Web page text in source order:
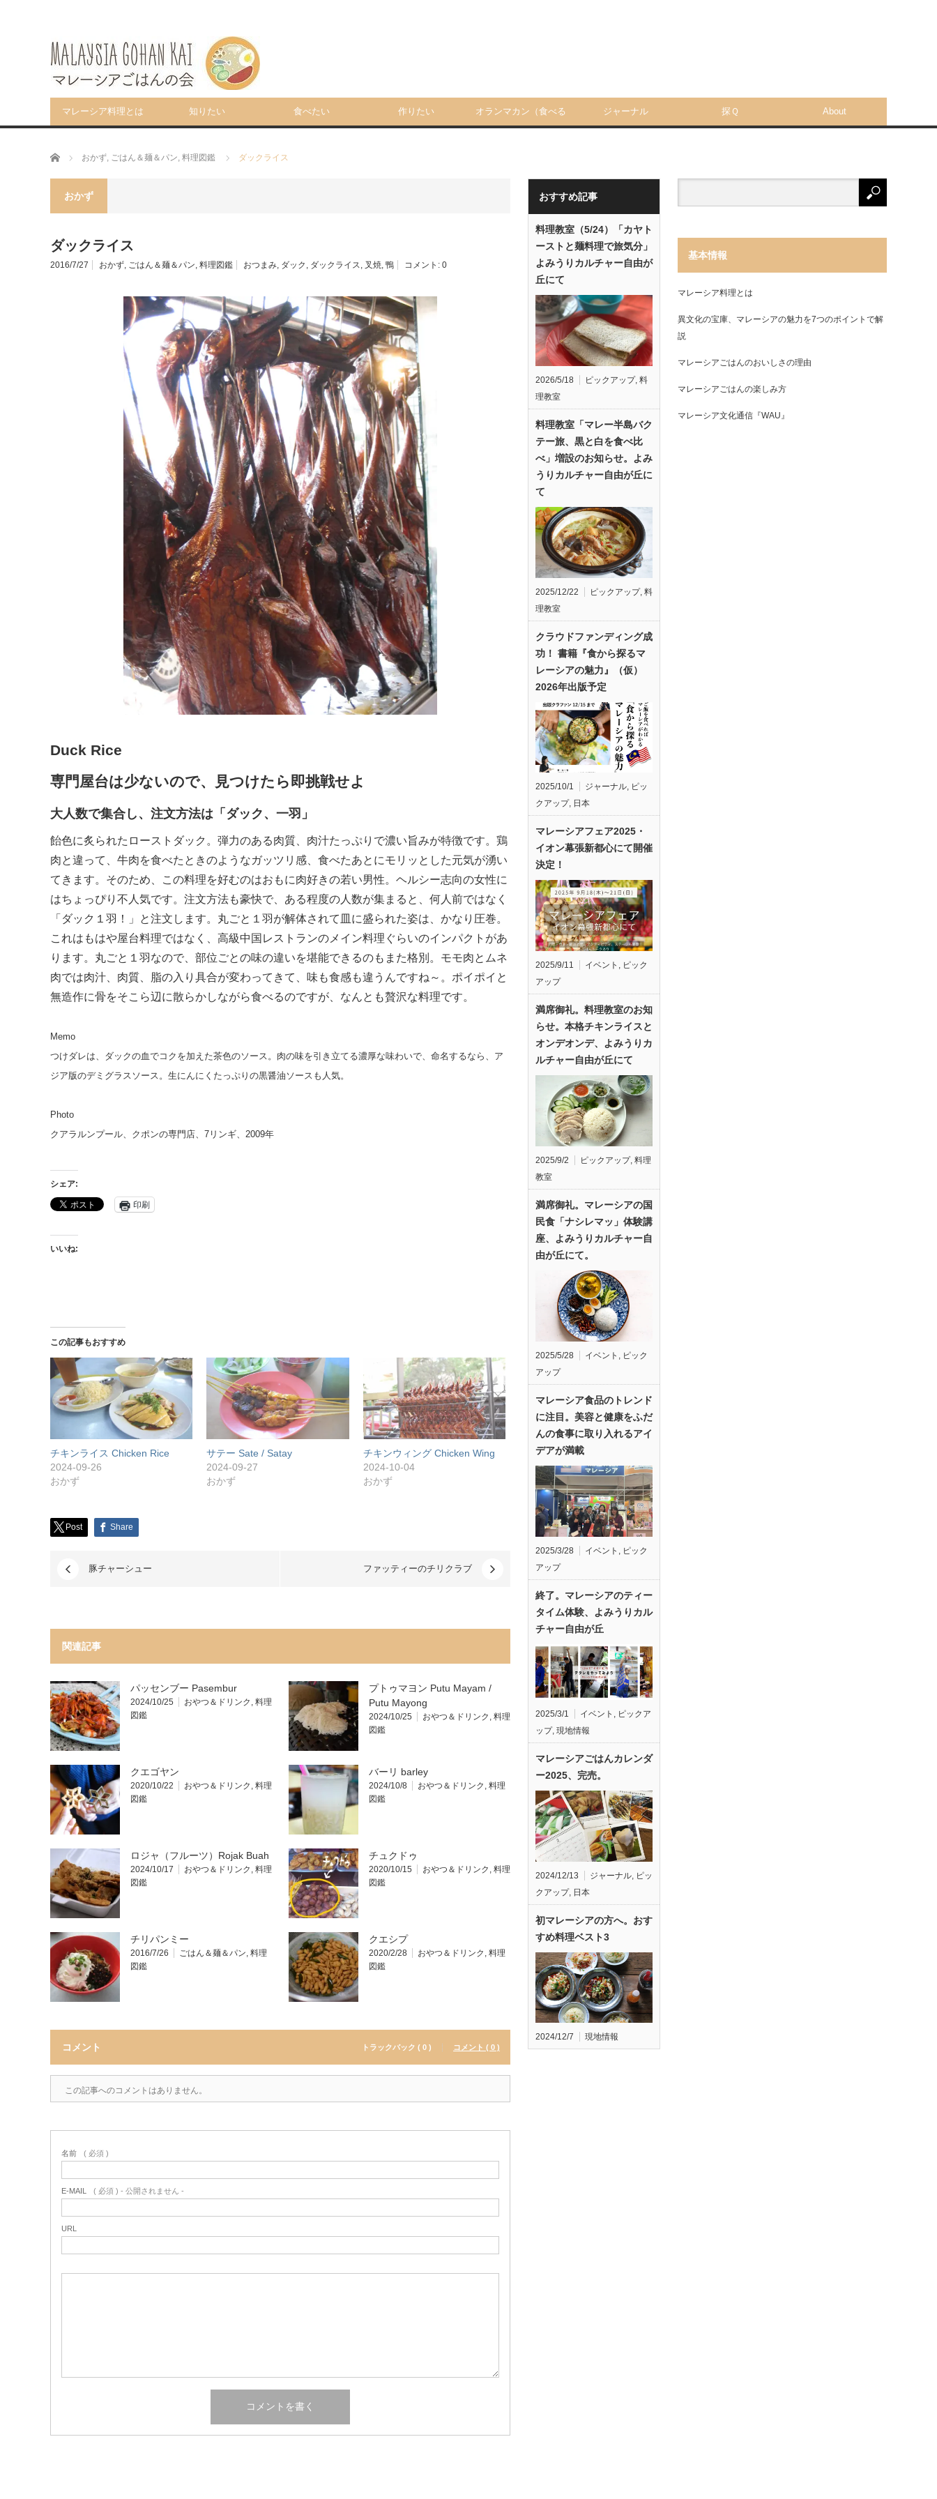
マレーシア料理とは 知りたい 食べたい 作りたい オランマカン（食べる ジャーナル 探Ｑ About
ホーム おかず, ごはん＆麺＆パン, 料理図鑑 ダックライス
おかず
ダックライス
2016/7/27 おかず, ごはん＆麺＆パン, 料理図鑑 おつまみ, ダック , ダックライス, 叉焼, 鴨 コメント: 0
Duck Rice
専門屋台は少ないので、見つけたら即挑戦せよ
大人数で集合し、注文方法は「ダック、一羽」
飴色に炙られたローストダック。弾力のある肉質、肉汁たっぷりで濃い旨みが特徴です。鶏
肉と違って、牛肉を食べたときのようなガッツリ感、食べたあとにモリッとした元気が湧い
てきます。そのため、この料理を好むのはおもに肉好きの若い男性。ヘルシー志向の女性に
はちょっぴり不人気です。注文方法も豪快で、ある程度の人数が集まると、何人前ではなく
「ダック１羽！」と注文します。丸ごと１羽が解体されて皿に盛られた姿は、かなり圧巻。
これはもはや屋台料理ではなく、高級中国レストランのメイン料理ぐらいのインパクトがあ
ります。丸ごと１羽なので、部位ごとの味の違いを堪能できるのもまた格別。モモ肉とムネ
肉では肉汁、肉質、脂の入り具合が変わってきて、味も食感も違うんですね～。ポイポイと
無造作に骨をそこら辺に散らかしながら食べるのですが、なんとも贅沢な料理です。
Memo
つけダレは、ダックの血でコクを加えた茶色のソース。肉の味を引き立てる濃厚な味わいで、命名するなら、ア
ジア版のデミグラスソース。生にんにくたっぷりの黒醤油ソースも人気。
Photo
クアラルンプール、クポンの専門店、7リンギ、2009年
シェア:
印刷
いいね:
この記事もおすすめ
チキンライス Chicken Rice
2024-09-26
おかず
サテー Sate / Satay
2024-09-27
おかず
チキンウィング Chicken Wing
2024-10-04
おかず
Post Share
豚チャーシュー ファッティーのチリクラブ
関連記事
パッセンブー Pasembur
2024/10/25 おやつ＆ドリンク 料理
図鑑
プトゥマヨン Putu Mayam /
Putu Mayong
2024/10/25 おやつ＆ドリンク 料理
図鑑
クエゴヤン
2020/10/22 おやつ＆ドリンク 料理
図鑑
バーリ barley
2024/10/8 おやつ＆ドリンク 料理
図鑑
ロジャ（フルーツ）Rojak Buah
2024/10/17 おやつ＆ドリンク 料理
図鑑
チュクドゥ
2020/10/15 おやつ＆ドリンク 料理
図鑑
チリパンミー
2016/7/26 ごはん＆麺＆パン 料理
図鑑
クエシプ
2020/2/28 おやつ＆ドリンク 料理
図鑑
コメント トラックバック ( 0 ) コメント ( 0 )
この記事へのコメントはありません。
名前 ( 必須 )
E-MAIL ( 必須 ) - 公開されません -
URL
おすすめ記事
料理教室（5/24）「カヤト
ーストと麺料理で旅気分」
よみうりカルチャー自由が
丘にて
2026/5/18 ピックアップ, 料
理教室
料理教室「マレー半島バク
テー旅、黒と白を食べ比
べ」増設のお知らせ。よみ
うりカルチャー自由が丘に
て
2025/12/22 ピックアップ, 料
理教室
クラウドファンディング成
功！ 書籍『食から探るマ
レーシアの魅力』（仮）
2026年出版予定
2025/10/1 ジャーナル, ピッ
クアップ, 日本
マレーシアフェア2025・
イオン幕張新都心にて開催
決定！
2025/9/11 イベント , ピック
アップ
満席御礼。料理教室のお知
らせ。本格チキンライスと
オンデオンデ、よみうりカ
ルチャー自由が丘にて
2025/9/2 ピックアップ, 料理
教室
満席御礼。マレーシアの国
民食「ナシレマッ」体験講
座、よみうりカルチャー自
由が丘にて。
2025/5/28 イベント , ピック
アップ
マレーシア食品のトレンド
に注目。美容と健康をふだ
んの食事に取り入れるアイ
デアが満載
2025/3/28 イベント
ピック
アップ
終了。マレーシアのティー
タイム体験、よみうりカル
チャー自由が丘
2025/3/1 イベント , ピックア
ップ, 現地情報
マレーシアごはんカレンダ
ー2025、完売。
2024/12/13 ジャーナル ピッ
クアップ, 日本
初マレーシアの方へ。おす
すめ料理ベスト3
2024/12/7 現地情報
基本情報
マレーシア料理とは
異文化の宝庫、マレーシアの魅力を7つのポイントで解
説
マレーシアごはんのおいしさの理由
マレーシアごはんの楽しみ方
マレーシア文化通信『WAU』